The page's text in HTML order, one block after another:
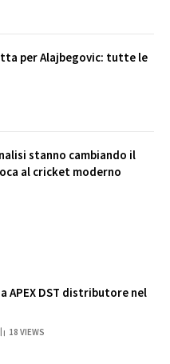
per Alajbegovic: tutte le
stanno cambiando il
al cricket moderno
APEX DST distributore nel
18 VIEWS